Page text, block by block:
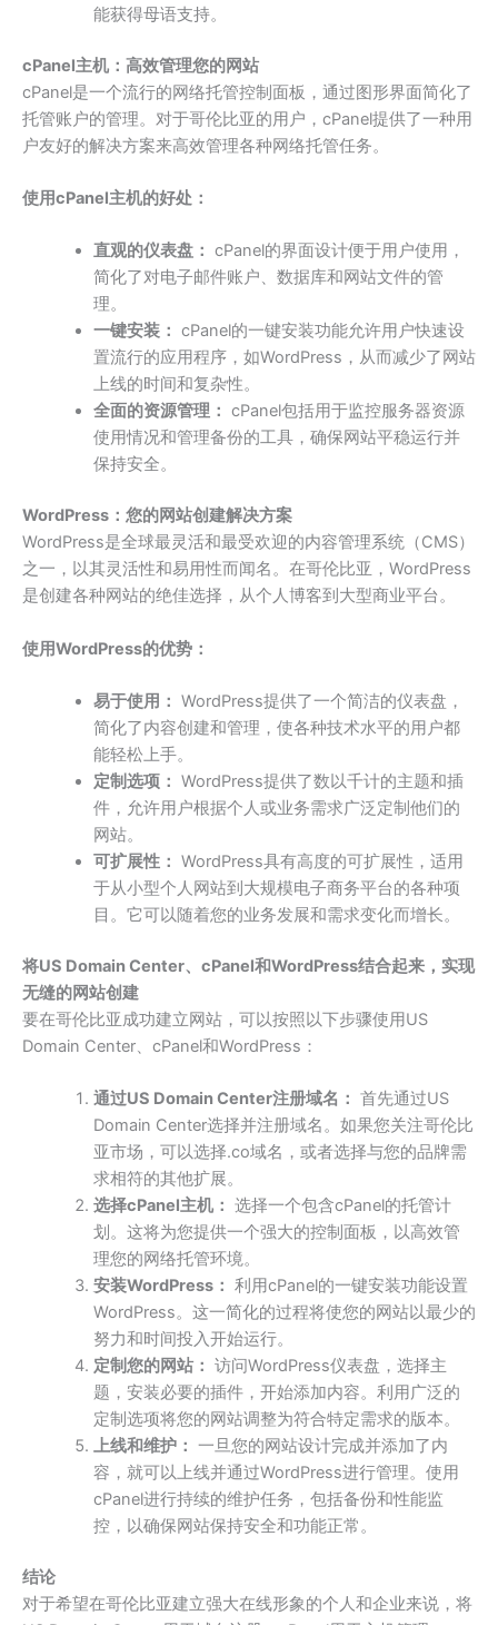
能获得母语支持。
cPanel主机：高效管理您的网站
cPanel是一个流行的网络托管控制面板，通过图形界面简化了
托管账户的管理。对于哥伦比亚的用户，cPanel提供了一种用
户友好的解决方案来高效管理各种网络托管任务。
使用cPanel主机的好处：
直观的仪表盘： cPanel的界面设计便于用户使用，
简化了对电子邮件账户、数据库和网站文件的管
理。
一键安装： cPanel的一键安装功能允许用户快速设
置流行的应用程序，如WordPress，从而减少了网站
上线的时间和复杂性。
全面的资源管理： cPanel包括用于监控服务器资源
使用情况和管理备份的工具，确保网站平稳运行并
保持安全。
WordPress：您的网站创建解决方案
WordPress是全球最灵活和最受欢迎的内容管理系统（CMS）
之一，以其灵活性和易用性而闻名。在哥伦比亚，WordPress
是创建各种网站的绝佳选择，从个人博客到大型商业平台。
使用WordPress的优势：
易于使用： WordPress提供了一个简洁的仪表盘，
简化了内容创建和管理，使各种技术水平的用户都
能轻松上手。
定制选项： WordPress提供了数以千计的主题和插
件，允许用户根据个人或业务需求广泛定制他们的
网站。
可扩展性： WordPress具有高度的可扩展性，适用
于从小型个人网站到大规模电子商务平台的各种项
目。它可以随着您的业务发展和需求变化而增长。
将US Domain Center、cPanel和WordPress结合起来，实现
无缝的网站创建
要在哥伦比亚成功建立网站，可以按照以下步骤使用US
Domain Center、cPanel和WordPress：
通过US Domain Center注册域名： 首先通过US
Domain Center选择并注册域名。如果您关注哥伦比
亚市场，可以选择.co域名，或者选择与您的品牌需
求相符的其他扩展。
选择cPanel主机： 选择一个包含cPanel的托管计
划。这将为您提供一个强大的控制面板，以高效管
理您的网络托管环境。
安装WordPress： 利用cPanel的一键安装功能设置
WordPress。这一简化的过程将使您的网站以最少的
努力和时间投入开始运行。
定制您的网站： 访问WordPress仪表盘，选择主
题，安装必要的插件，开始添加内容。利用广泛的
定制选项将您的网站调整为符合特定需求的版本。
上线和维护： 一旦您的网站设计完成并添加了内
容，就可以上线并通过WordPress进行管理。使用
cPanel进行持续的维护任务，包括备份和性能监
控，以确保网站保持安全和功能正常。
结论
对于希望在哥伦比亚建立强大在线形象的个人和企业来说，将